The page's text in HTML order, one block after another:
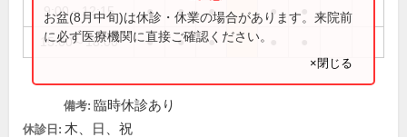
9:00～12:15 ● ● ● ●
15:00～18:00 ● ● ●
お盆(8月中旬)は休診・休業の場合があります。来院前
に必ず医療機関に直接ご確認ください。
×閉じる
備考: 臨時休診あり
休診日: 木、日、祝